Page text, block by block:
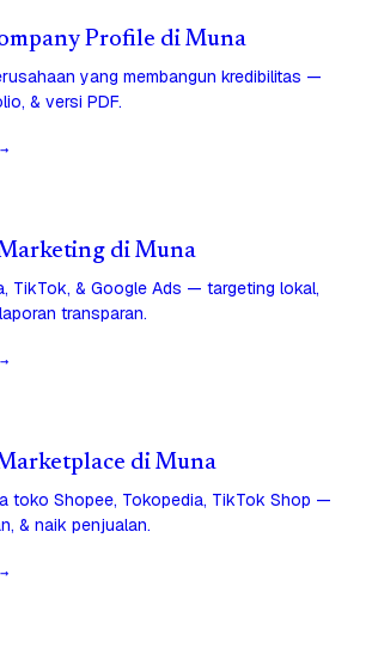
Profile di Muna
yang membangun kredibilitas —
& versi PDF.
di Muna
TikTok, & Google Ads — targeting lokal,
transparan.
di Muna
toko Shopee, Tokopedia, TikTok Shop —
& naik penjualan.